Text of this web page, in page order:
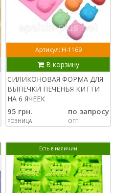
Артикул: Н-1169
В корзину
СИЛИКОНОВАЯ ФОРМА ДЛЯ
ВЫПЕЧКИ ПЕЧЕНЬЯ КИТТИ
НА 6 ЯЧЕЕК
95 грн.
РОЗНИЦА
по запросу
ОПТ
Есть в наличии